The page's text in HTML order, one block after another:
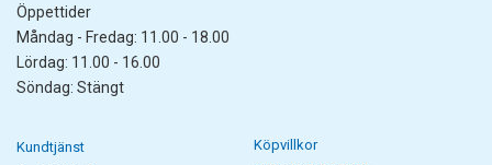
Öppettider
Måndag - Fredag: 11.00 - 18.00
Lördag: 11.00 - 16.00
Söndag: Stängt
Kundtjänst
Köpvillkor